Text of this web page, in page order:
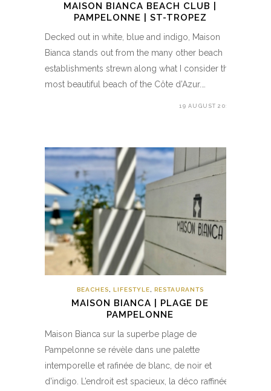
MAISON BIANCA BEACH CLUB |
PAMPELONNE | ST-TROPEZ
Decked out in white, blue and indigo, Maison
Bianca stands out from the many other beach
establishments strewn along what I consider the
most beautiful beach of the Côte d’Azur.…
19 AUGUST 2017
BEACHES LIFESTYLE RESTAURANTS
MAISON BIANCA | PLAGE DE
PAMPELONNE
Maison Bianca sur la superbe plage de
Pampelonne se révèle dans une palette
intemporelle et rafinée de blanc, de noir et
d'indigo. L’endroit est spacieux, la déco raffinée,